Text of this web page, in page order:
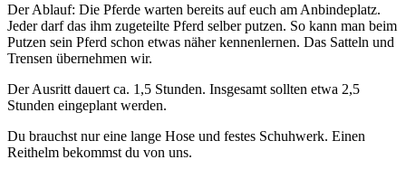
Der Ablauf: Die Pferde warten bereits auf euch am Anbindeplatz.
Jeder darf das ihm zugeteilte Pferd selber putzen. So kann man beim
Putzen sein Pferd schon etwas näher kennenlernen. Das Satteln und
Trensen übernehmen wir.
Der Ausritt dauert ca. 1,5 Stunden. Insgesamt sollten etwa 2,5
Stunden eingeplant werden.
Du brauchst nur eine lange Hose und festes Schuhwerk. Einen
Reithelm bekommst du von uns.